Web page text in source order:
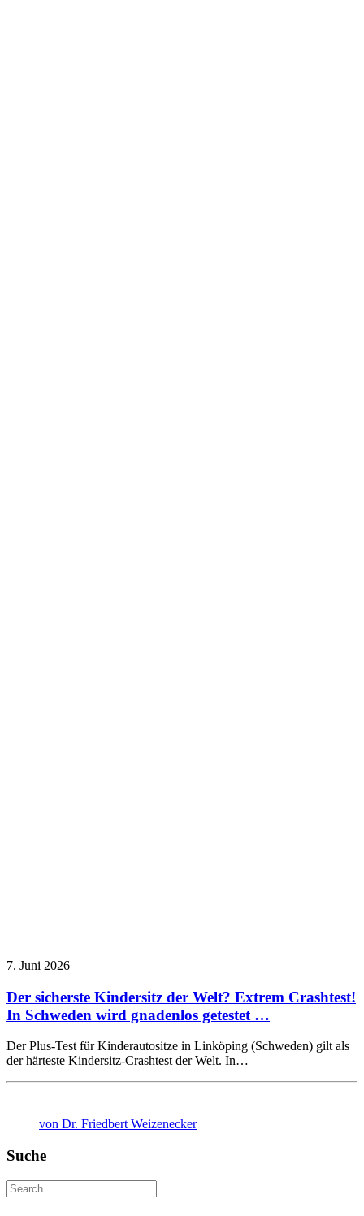
7. Juni 2026
Der sicherste Kindersitz der Welt? Extrem Crashtest!
In Schweden wird gnadenlos getestet …
Der Plus-Test für Kinderautositze in Linköping (Schweden) gilt als
der härteste Kindersitz-Crashtest der Welt. In…
von Dr. Friedbert Weizenecker
Suche